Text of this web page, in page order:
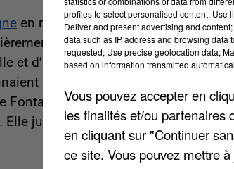
en milieu de semaine dernière est
violent […] à l’origine d’un
et d’un autre âge ». Mardi dernier,
un coup de fouet et un coup de
Fontainebleau évoque de son côté
justifie également la chasse à
profiles to select personalised content; Use
Deliver and present advertising and
data such as IP address and browsing
requested; Use precise geolocation data;
based on information transmitted
Vous pouvez accepter en
les finalités et/ou partenaires
en cliquant sur "Continuer
ce site. Vous pouvez mettre